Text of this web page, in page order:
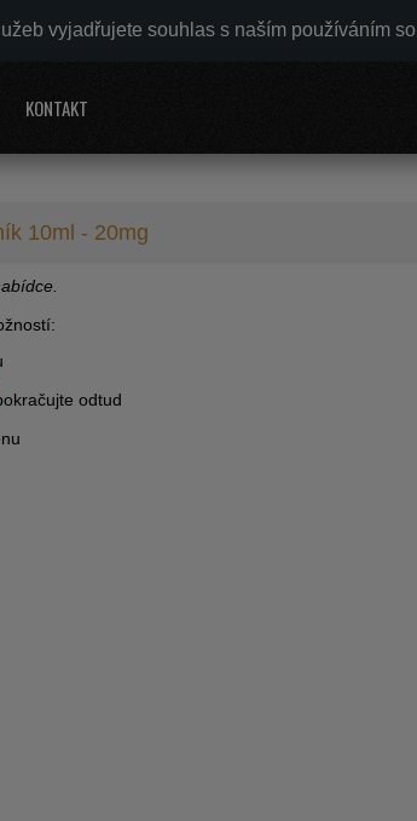
vyjadřujete souhlas s naším používáním
KONTAKT
10ml - 20mg
odtud